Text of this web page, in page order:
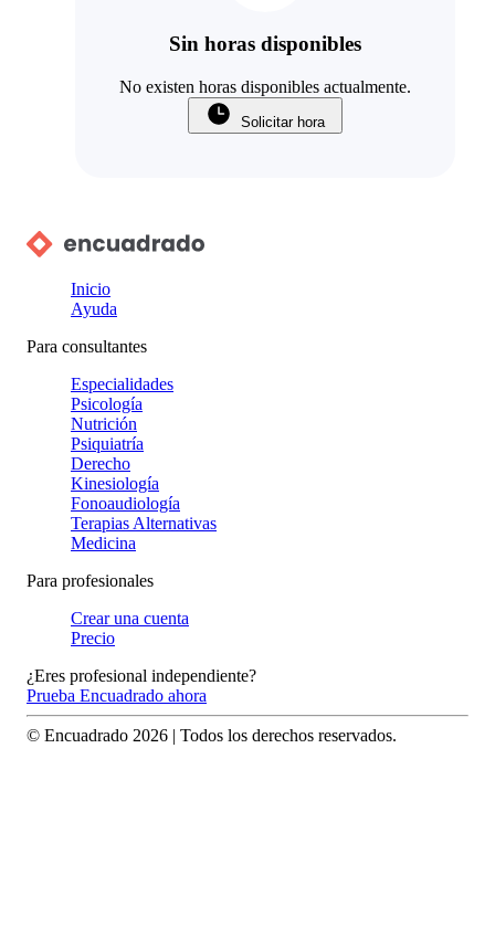
Sin horas disponibles
No existen horas disponibles actualmente.
Solicitar hora
Inicio
Ayuda
Para consultantes
Especialidades
Psicología
Nutrición
Psiquiatría
Derecho
Kinesiología
Fonoaudiología
Terapias Alternativas
Medicina
Para profesionales
Crear una cuenta
Precio
¿Eres profesional independiente?
Prueba Encuadrado ahora
© Encuadrado 2026 | Todos los derechos reservados.